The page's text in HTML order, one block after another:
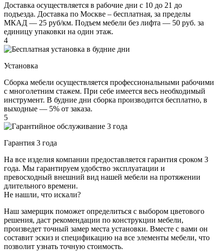
Доставка осуществляется в рабочие дни с 10 до 21 до
подъезда. Доставка по Москве – бесплатная, за пределы
МКАД — 25 руб/км. Подъем мебели без лифта — 50 руб. за
единицу упаковки на один этаж.
4
Установка
Сборка мебели осуществляется профессиональными рабочими
с многолетним стажем. При себе имеется весь необходимый
инструмент. В будние дни сборка производится бесплатно, в
выходные — 5% от заказа.
5
Гарантия 3 года
На все изделия компании предоставляется гарантия сроком 3
года. Мы гарантируем удобство эксплуатации и
превосходный внешний вид нашей мебели на протяжении
длительного времени.
Не нашли, что искали?
Наш замерщик поможет определиться с выбором цветового
решения, даст рекомендации по конструкции мебели,
произведет точный замер места установки. Вместе с вами он
составит эскиз и спецификацию на все элементы мебели, что
позволит узнать точную стоимость.